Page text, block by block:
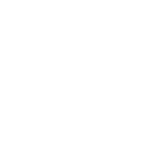
トテンプレートに貼り付けな
は、バニティ・ドメイ
API はパラメーターを検証
。
奨):